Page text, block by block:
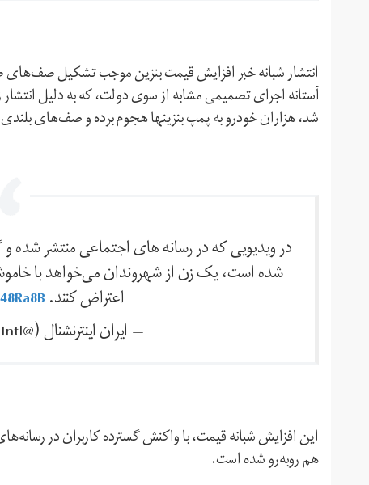
انتشار شبانه خبر افزایش قیمت بنزین موجب تشکیل صف‌های
آستانه اجرای تصمیمی مشابه از سوی دولت، که به دلیل
شد، هزاران خودرو به پمپ بنزین‎ها هجوم برده و صف‌های بلندی در شهرهای مختلف از جمله تهران تشکیل دادند.
در ویدیویی که در رسانه های اجتماعی منتشر شده
شده است، یک زن از شهروندان می‌خواهد با
اعتراض کنند.
— ايران اينترنشنال (@IranIntl)
این افزایش شبانه قیمت، با واکنش گسترده کاربران در
هم روبه‌رو شده است.